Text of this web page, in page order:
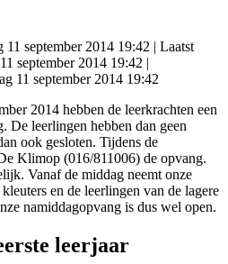
11 september 2014 19:42 | Laatst
september 2014 19:42 |
11 september 2014 19:42
2014 hebben de leerkrachten een
De leerlingen hebben dan geen
ook gesloten. Tijdens de
Klimop (016/811006) de opvang.
Vanaf de middag neemt onze
en de leerlingen van de lagere
namiddagopvang is dus wel open.
leerjaar